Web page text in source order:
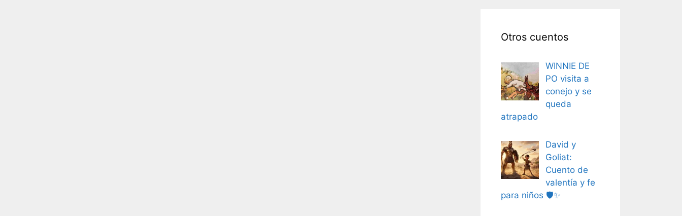
Otros cuentos
WINNIE DE
PO visita a
conejo y se
queda
atrapado
David y
Goliat:
Cuento de
valentía y fe
para niños 🛡️✨